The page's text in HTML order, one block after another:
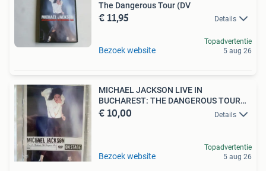
The Dangerous Tour (DV
€ 11,95 Details
Bezoek website
Topadvertentie
5 aug 26
MICHAEL JACKSON LIVE IN
BUCHAREST: THE DANGEROUS TOUR
(IN
€ 10,00 Details
Bezoek website
Topadvertentie
5 aug 26